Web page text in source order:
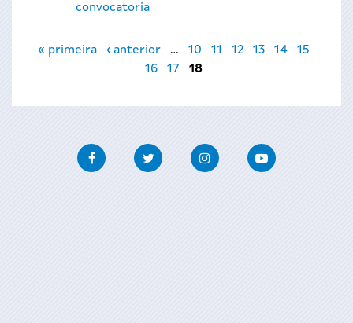
convocatoria
Páginas
« primeira ‹ anterior … 10 11 12 13 14
15
16
17 18
FacebookTwitter InstagramYoutube